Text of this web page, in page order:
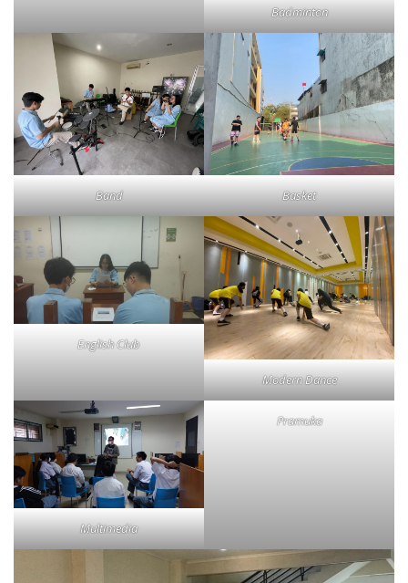
Badminton
Band Basket
English Club
Modern Dance
Multimedia
Pramuka